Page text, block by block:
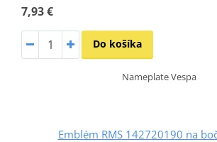
7,93 €
Do košíka
Nameplate Vespa
Emblém RMS 142720190 na